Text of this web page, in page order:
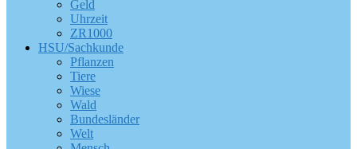
Geld
Uhrzeit
ZR1000
HSU/Sachkunde
Pflanzen
Tiere
Wiese
Wald
Bundesländer
Welt